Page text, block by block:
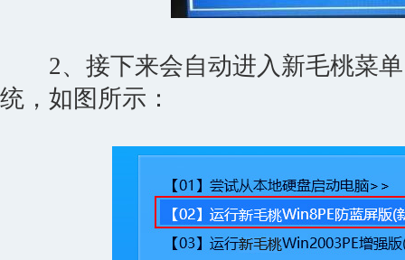
2、接下来会自动进入新毛桃菜单
统，如图所示：